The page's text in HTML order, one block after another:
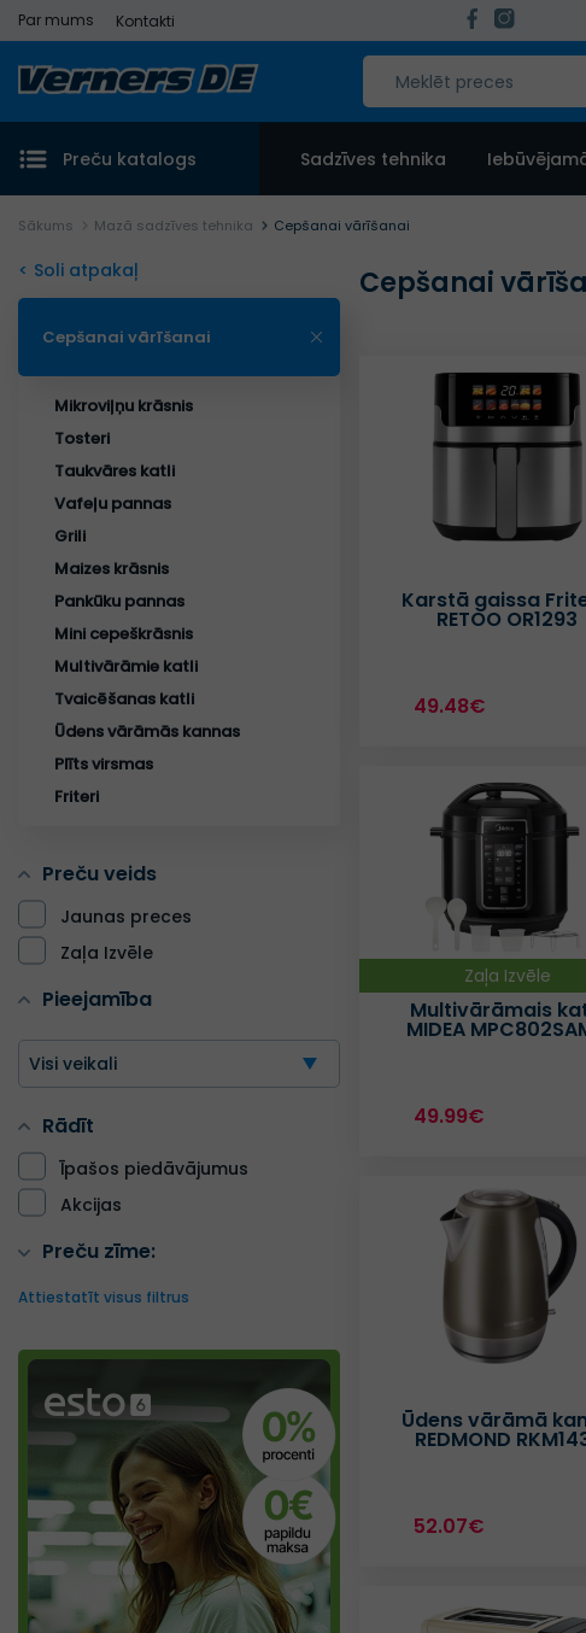
Par mums Kontakti
Preču katalogs Sadzīves tehnika
Sākums Mazā sadzīves tehnika Cepšanai vārīšanai
< Soli atpakaļ
Cepšanai vārīšanai
Mikroviļņu krāsnis
Tosteri
Taukvāres katli
Vafeļu pannas
Grili
Maizes krāsnis
Pankūku pannas
Mini cepeškrāsnis
Multivārāmie katli
Tvaicēšanas katli
Ūdens vārāmās kannas
Plīts virsmas
Friteri
Preču veids
Jaunas preces
Zaļa Izvēle
Pieejamība
Visi veikali
Rādīt
Īpašos piedāvājumus
Akcijas
Preču zīme:
Attiestatīt visus filtrus
Cepšanai
Karstā gaissa
RETOO OR1293
49.48€
Zaļa Izvēle
Multivārāmais
MIDEA
49.99€
Ūdens vārāmā
REDMOND
52.07€